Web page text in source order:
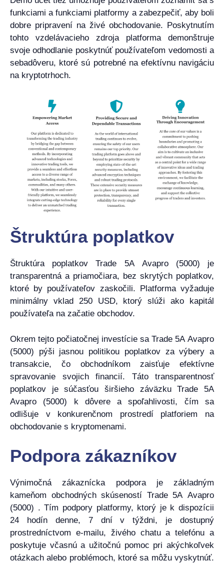
funkciami a funkciami platformy a zabezpečiť, aby boli
dobre pripravení na živé obchodovanie. Poskytnutím
tohto vzdelávacieho zdroja platforma demonštruje
svoje odhodlanie poskytnúť používateľom vedomosti a
sebadôveru, ktoré sú potrebné na efektívnu navigáciu
na kryptotrhoch.
Štruktúra poplatkov
Štruktúra poplatkov Trade 5A Avapro (5000) je
transparentná a priamočiara, bez skrytých poplatkov,
ktoré by používateľov zaskočili. Platforma vyžaduje
minimálny vklad 250 USD, ktorý slúži ako kapitál
používateľa na začatie obchodov.
Okrem tejto počiatočnej investície sa Trade 5A Avapro
(5000) pýši jasnou politikou poplatkov za výbery a
transakcie, čo obchodníkom zaisťuje efektívne
spravovanie svojich financií. Táto transparentnosť
poplatkov je súčasťou širšieho záväzku Trade 5A
Avapro (5000) k dôvere a spoľahlivosti, čím sa
odlišuje v konkurenčnom prostredí platforiem na
obchodovanie s kryptomenami.
Podpora zákazníkov
Výnimočná zákaznícka podpora je základným
kameňom obchodných skúseností Trade 5A Avapro
(5000) . Tím podpory platformy, ktorý je k dispozícii
24 hodín denne, 7 dní v týždni, je dostupný
prostredníctvom e-mailu, živého chatu a telefónu a
poskytuje včasnú a užitočnú pomoc pri akýchkoľvek
otázkach alebo problémoch, ktoré sa môžu vyskytnúť.